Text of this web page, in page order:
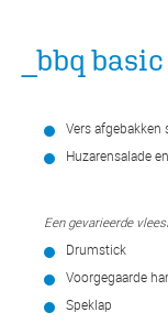
_bbq
Vers
Huzarensalade
Een gevarieerde
Drumstick
Voorgegaarde
Speklap